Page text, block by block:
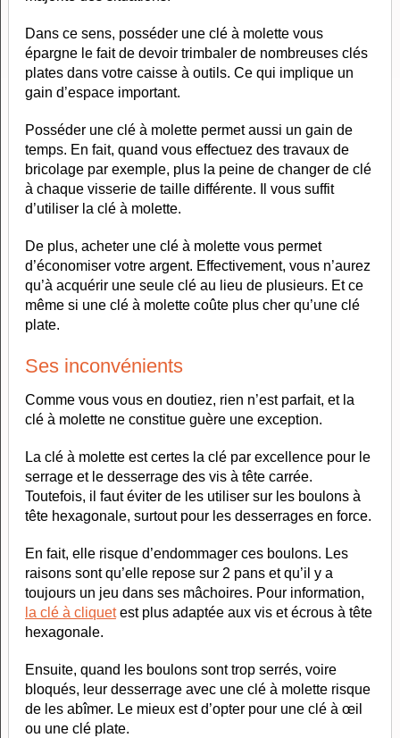
Dans ce sens, posséder une clé à molette vous
épargne le fait de devoir trimbaler de nombreuses clés
plates dans votre caisse à outils. Ce qui implique un
gain d’espace important.
Posséder une clé à molette permet aussi un gain de
temps. En fait, quand vous effectuez des travaux de
bricolage par exemple, plus la peine de changer de clé
à chaque visserie de taille différente. Il vous suffit
d’utiliser la clé à molette.
De plus, acheter une clé à molette vous permet
d’économiser votre argent. Effectivement, vous n’aurez
qu’à acquérir une seule clé au lieu de plusieurs. Et ce
même si une clé à molette coûte plus cher qu’une clé
plate.
Ses inconvénients
Comme vous vous en doutiez, rien n’est parfait, et la
clé à molette ne constitue guère une exception.
La clé à molette est certes la clé par excellence pour le
serrage et le desserrage des vis à tête carrée.
Toutefois, il faut éviter de les utiliser sur les boulons à
tête hexagonale, surtout pour les desserrages en force.
En fait, elle risque d’endommager ces boulons. Les
raisons sont qu’elle repose sur 2 pans et qu’il y a
toujours un jeu dans ses mâchoires. Pour information,
la clé à cliquetest plus adaptée aux vis et écrous à tête
hexagonale.
Ensuite, quand les boulons sont trop serrés, voire
bloqués, leur desserrage avec une clé à molette risque
de les abîmer. Le mieux est d’opter pour une clé à œil
ou une clé plate.